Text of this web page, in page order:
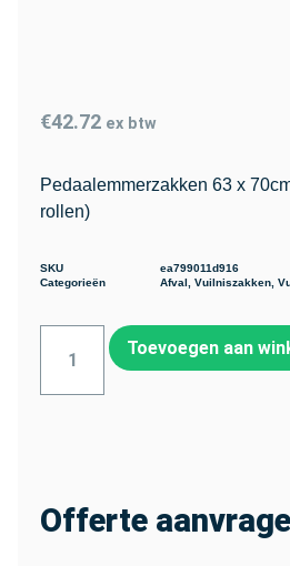
€42.72 ex btw
Pedaalemmerzakken 63 x
rollen)
SKU
ea799011d916
Categorieën
Afval Vuilniszakken
Toevoegen aan
Offerte